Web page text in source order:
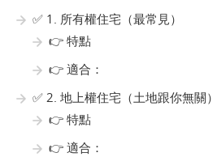
✅ 1. 所有權住宅（最常見）
👉 特點
👉 適合：
✅ 2. 地上權住宅（土地跟你無關）
👉 特點
👉 適合：